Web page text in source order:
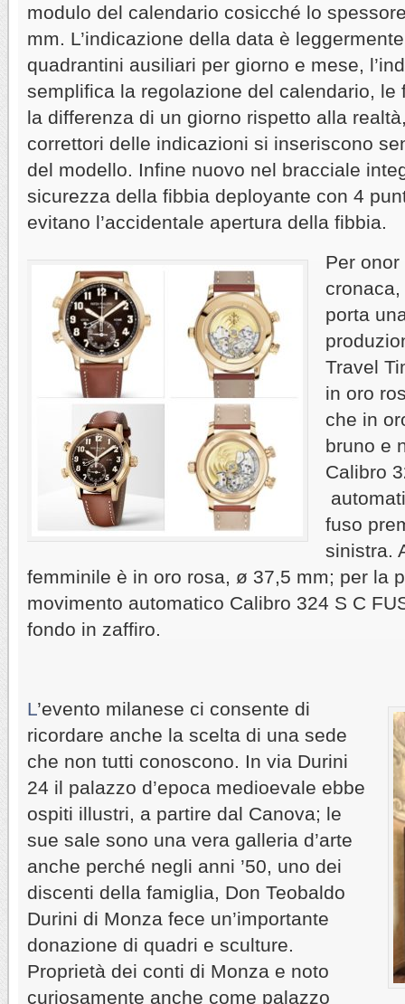
modulo del calendario cosicché lo
mm. L’indicazione della data è
quadrantini ausiliari per giorno e mese,
semplifica la regolazione del calendario, le
la differenza di un giorno rispetto alla
correttori delle indicazioni si inseriscono
del modello. Infine nuovo nel bracciale
sicurezza della fibbia deployante con 4
evitano l’accidentale apertura della fibbia.
Per
porta
Travel
in oro
che in
bruno e
Calibro
fuso
sinistra.
femminile è in oro rosa, ø 37,5 mm; per la
movimento automatico Calibro 324 S C
fondo in zaffiro.
L’evento milanese ci consente di
ricordare anche la scelta di una sede
che non tutti conoscono. In via Durini
24 il palazzo d’epoca medioevale ebbe
ospiti illustri, a partire dal Canova; le
sue sale sono una vera galleria d’arte
anche perché negli anni ’50, uno dei
discenti della famiglia, Don Teobaldo
Durini di Monza fece un’importante
donazione di quadri e sculture.
Proprietà dei conti di Monza e noto
curiosamente anche come palazzo